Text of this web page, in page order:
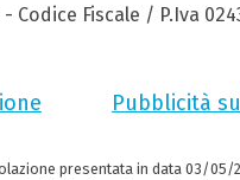
Codice Fiscale / P.Iva
Pubblicità
presentata in data 03/05/